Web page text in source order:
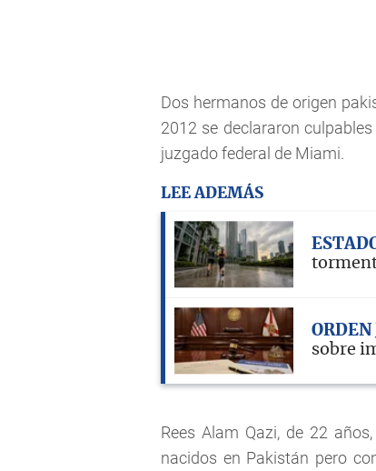
Dos hermanos de origen
2012 se declararon
juzgado federal de Miami.
LEE ADEMÁS
sobre
Rees Alam Qazi, de 22
nacidos en Pakistán pero